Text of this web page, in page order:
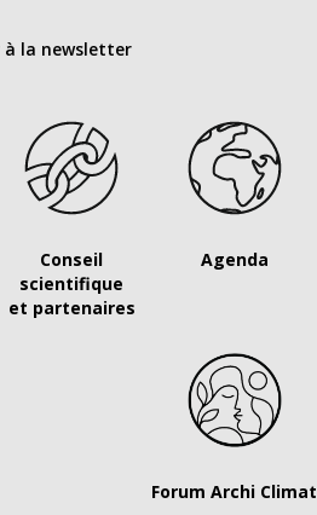
à la newsletter
Conseil
scientifique
et partenaires
Agenda
Forum Archi Climat